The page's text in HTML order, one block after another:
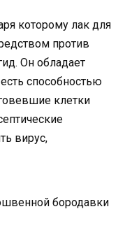
которому лак для
против
Он обладает
способностью
клетки
вирус,
бородавки